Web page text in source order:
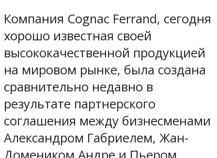
Компания Cognac Ferrand, сегодня
хорошо известная своей
высококачественной продукцией
на мировом рынке, была создана
сравнительно недавно в
результате партнерского
соглашения между бизнесменами
Александром Габриелем, Жан-